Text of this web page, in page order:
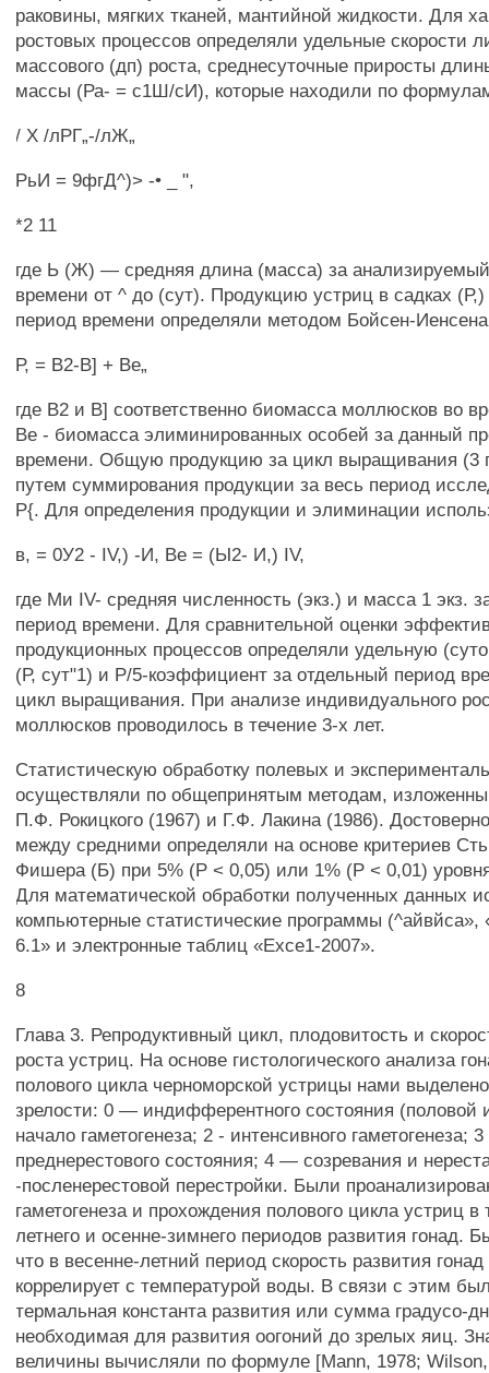
раковины, мягких тканей, мантийной жидкости. Для
ростовых процессов определяли удельные скорости
массового (дп) роста, среднесуточные приросты
массы (Ра- = с1Ш/сИ), которые находили по
/ X /лРГ„-/лЖ„
РьИ = 9фгД^)> -• _ ",
*2 11
где Ь (Ж) — средняя длина (масса) за
времени от ^ до (сут). Продукцию устриц в садках
период времени определяли методом Бойсен-
Р, = В2-В] + Ве„
где В2 и В] соответственно биомасса моллюсков во
Ве - биомасса элиминированных особей за данный
времени. Общую продукцию за цикл выращивания (3
путем суммирования продукции за весь период
Р{. Для определения продукции и элиминации
в, = 0У2 - IV,) -И, Ве = (Ы2- И,) IV,
где Ми IV- средняя численность (экз.) и масса 1 экз.
период времени. Для сравнительной оценки
продукционных процессов определяли удельную
(Р, сут"1) и Р/5-коэффициент за отдельный период
цикл выращивания. При анализе индивидуального
моллюсков проводилось в течение 3-х лет.
Статистическую обработку полевых и
осуществляли по общепринятым методам,
П.Ф. Рокицкого (1967) и Г.Ф. Лакина (1986).
между средними определяли на основе критериев
Фишера (Б) при 5% (Р < 0,05) или 1% (Р < 0,01)
Для математической обработки полученных данных
компьютерные статистические программы (^айвйса»,
6.1» и электронные таблиц «Ехсе1-2007».
8
Глава 3. Репродуктивный цикл, плодовитость и
роста устриц. На основе гистологического анализа
полового цикла черноморской устрицы нами
зрелости: 0 — индифферентного состояния (половой
начало гаметогенеза; 2 - интенсивного гаметогенеза;
преднерестового состояния; 4 — созревания и
-посленерестовой перестройки. Были
гаметогенеза и прохождения полового цикла устриц в
летнего и осенне-зимнего периодов развития гонад.
что в весенне-летний период скорость развития гонад
коррелирует с температурой воды. В связи с этим
термальная константа развития или сумма градусо-
необходимая для развития оогоний до зрелых яиц.
величины вычисляли по формуле [Mann, 1978;